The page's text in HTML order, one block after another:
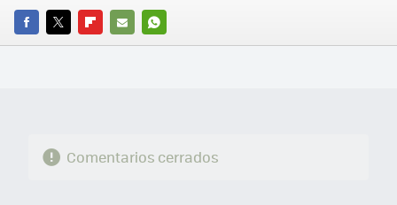
FACEBOOK
TWITTERFLIPBOARD
E-
WHATSAPP
Comentarios cerrados